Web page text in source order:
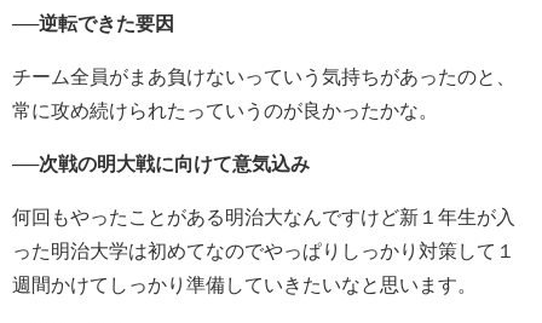
──逆転できた要因
チーム全員がまあ負けないっていう気持ちがあったのと、
常に攻め続けられたっていうのが良かったかな。
──次戦の明大戦に向けて意気込み
何回もやったことがある明治大なんですけど新１年生が入
った明治大学は初めてなのでやっぱりしっかり対策して１
週間かけてしっかり準備していきたいなと思います。